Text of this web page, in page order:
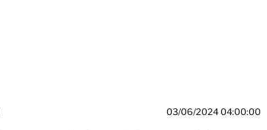
03/06/2024 04:00:00